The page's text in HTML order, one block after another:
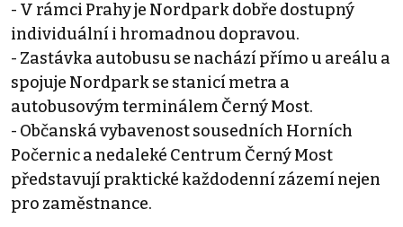
- V rámci Prahy je Nordpark dobře dostupný
individuální i hromadnou dopravou.
- Zastávka autobusu se nachází přímo u areálu a
spojuje Nordpark se stanicí metra a
autobusovým terminálem Černý Most.
- Občanská vybavenost sousedních Horních
Počernic a nedaleké Centrum Černý Most
představují praktické každodenní zázemí nejen
pro zaměstnance.